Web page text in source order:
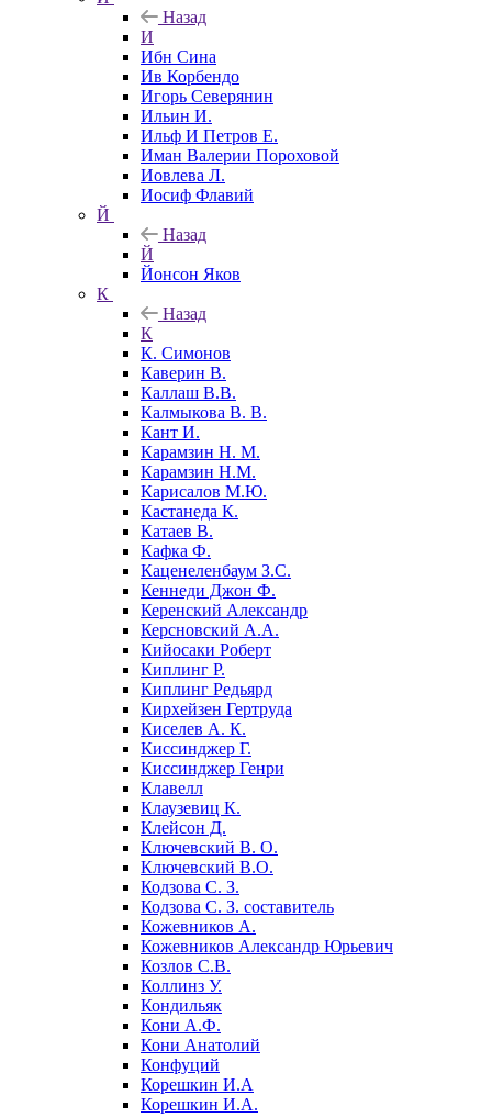
Назад
И
Ибн Сина
Ив Корбендо
Игорь Северянин
Ильин И.
Ильф И Петров Е.
Иман Валерии Пороховой
Иовлева Л.
Иосиф Флавий
Й
Назад
Й
Йонсон Яков
К
Назад
К
К. Симонов
Каверин В.
Каллаш В.В.
Калмыкова В. В.
Кант И.
Карамзин Н. М.
Карамзин Н.М.
Карисалов М.Ю.
Кастанеда К.
Катаев В.
Кафка Ф.
Каценеленбаум З.С.
Кеннеди Джон Ф.
Керенский Александр
Керсновский А.А.
Кийосаки Роберт
Киплинг Р.
Киплинг Редьярд
Кирхейзен Гертруда
Киселев А. К.
Киссинджер Г.
Киссинджер Генри
Клавелл
Клаузевиц К.
Клейсон Д.
Ключевский В. О.
Ключевский В.О.
Кодзова С. З.
Кодзова С. З. составитель
Кожевников А.
Кожевников Александр Юрьевич
Козлов С.В.
Коллинз У.
Кондильяк
Кони А.Ф.
Кони Анатолий
Конфуций
Корешкин И.А
Корешкин И.А.